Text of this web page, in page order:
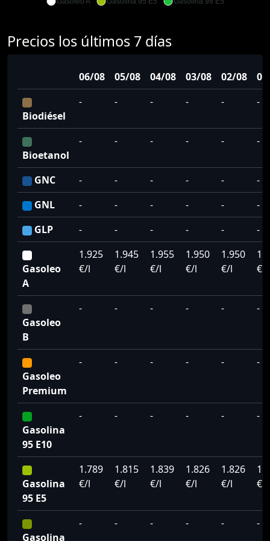
Precios los últimos 7 días
06/08 05/08 04/08 03/08 02/08
Biodiésel
- - - - - -
Bioetanol
- - - - - -
GNC - - - - -
-
GNL
- - - - -
-
GLP
- - - - - -
Gasoleo
A
1.925
€/l
1.945
€/l
1.955
€/l
1.950
€/l
1.950
€/l
€/l
Gasoleo
B
- - - - - -
Gasoleo
Premium
- - - - - -
Gasolina
95 E10
- - - - - -
Gasolina
95 E5
1.789
€/l
1.815
€/l
1.839
€/l
1.826
€/l
1.826
€/l
€/l
Gasolina
- - - - - -